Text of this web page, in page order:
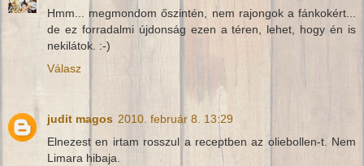
Hmm... megmondom őszintén, nem rajongok a fánkokért...
de ez forradalmi újdonság ezen a téren, lehet, hogy én is
nekilátok. :-)
Válasz
judit magos 2010. február 8. 13:29
Elnezest en irtam rosszul a receptben az oliebollen-t. Nem
Limara hibaja.